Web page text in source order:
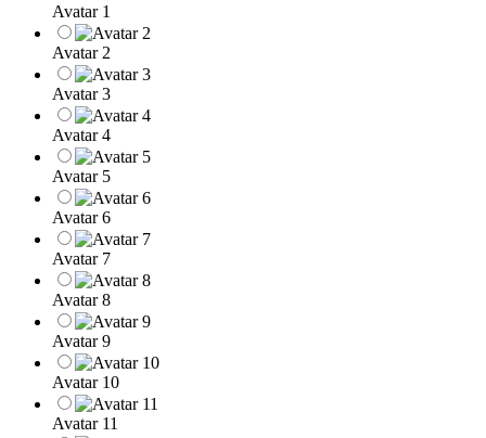
Avatar 1
Avatar 2
Avatar 3
Avatar 4
Avatar 5
Avatar 6
Avatar 7
Avatar 8
Avatar 9
Avatar 10
Avatar 11